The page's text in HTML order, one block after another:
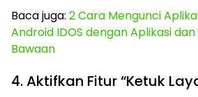
Baca juga: 2 Cara Mengunci
Android IDOS dengan Aplikasi
Bawaan
4. Aktifkan Fitur “Ketuk